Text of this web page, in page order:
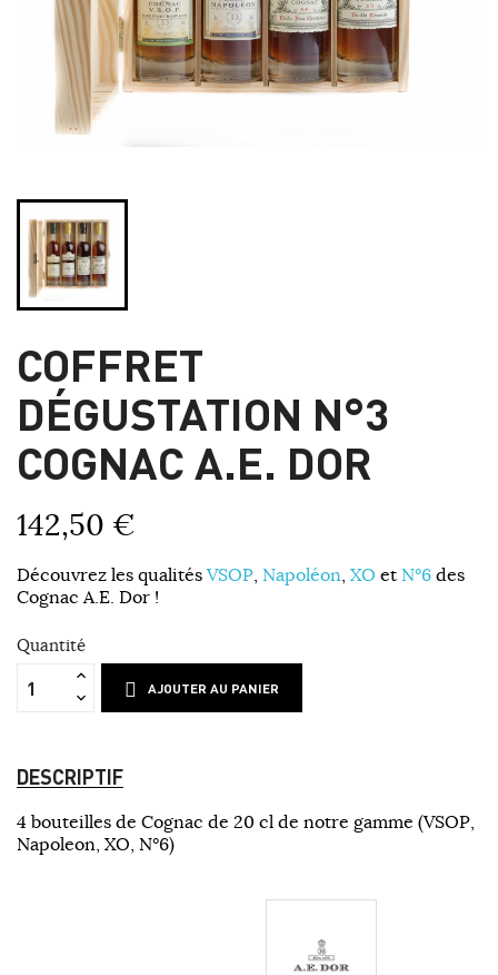
COFFRET
DÉGUSTATION N°3
COGNAC A.E. DOR
142,50 €
Découvrez les qualités VSOP, Napoléon, XO et N°6 des
Cognac A.E. Dor !
Quantité
AJOUTER AU PANIER
DESCRIPTIF
4 bouteilles de Cognac de 20 cl de notre gamme (VSOP,
Napoleon, XO, N°6)